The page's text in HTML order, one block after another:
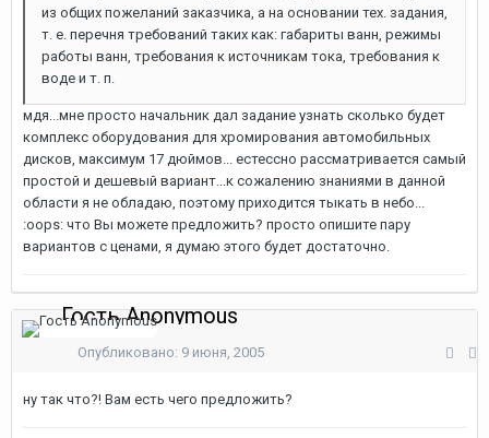
из общих пожеланий заказчика, а на основании тех. задания,
т. е. перечня требований таких как: габариты ванн, режимы
работы ванн, требования к источникам тока, требования к
воде и т. п.
мдя...мне просто начальник дал задание узнать сколько будет
комплекс оборудования для хромирования автомобильных
дисков, максимум 17 дюймов... естессно рассматривается самый
простой и дешевый вариант...к сожалению знаниями в данной
области я не обладаю, поэтому приходится тыкать в небо...
:oops: что Вы можете предложить? просто опишите пару
вариантов с ценами, я думаю этого будет достаточно.
Гость Anonymous
Опубликовано: 9 июня, 2005
ну так что?! Вам есть чего предложить?